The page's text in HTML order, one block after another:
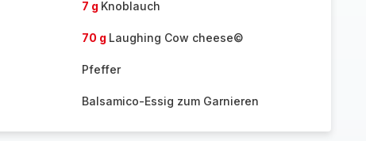
7 g Knoblauch
70 g Laughing Cow cheese©
Pfeffer
Balsamico-Essig zum Garnieren